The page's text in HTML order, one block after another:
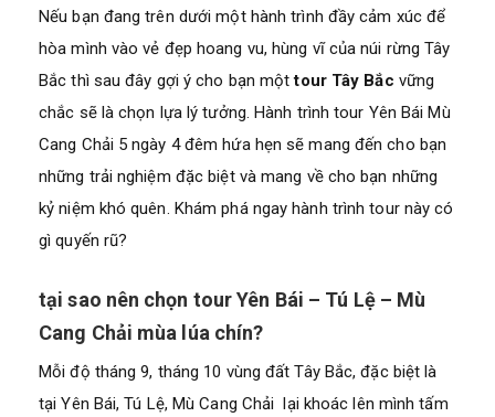
Nếu bạn đang trên dưới một hành trình đầy cảm xúc để
hòa mình vào vẻ đẹp hoang vu, hùng vĩ của núi rừng Tây
Bắc thì sau đây gợi ý cho bạn một tour Tây Bắc vững
chắc sẽ là chọn lựa lý tưởng. Hành trình tour Yên Bái Mù
Cang Chải 5 ngày 4 đêm hứa hẹn sẽ mang đến cho bạn
những trải nghiệm đặc biệt và mang về cho bạn những
kỷ niệm khó quên. Khám phá ngay hành trình tour này có
gì quyến rũ?
tại sao nên chọn tour Yên Bái – Tú Lệ – Mù
Cang Chải mùa lúa chín?
Mỗi độ tháng 9, tháng 10 vùng đất Tây Bắc, đặc biệt là
tại Yên Bái, Tú Lệ, Mù Cang Chải lại khoác lên mình tấm